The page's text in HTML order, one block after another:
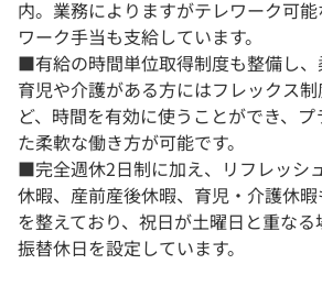
内。業務によりますがテレワーク可
ワーク手当も支給しています。
■有給の時間単位取得制度も整備し、
育児や介護がある方にはフレックス
ど、時間を有効に使うことができ、
た柔軟な働き方が可能です。
■完全週休2日制に加え、リフレッシ
休暇、産前産後休暇、育児・介護休
を整えており、祝日が土曜日と重な
振替休日を設定しています。